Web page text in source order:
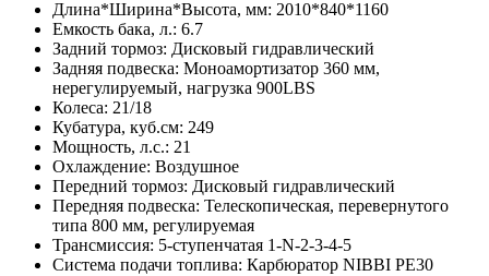
Длина*Ширина*Высота, мм: 2010*840*1160
Емкость бака, л.: 6.7
Задний тормоз: Дисковый гидравлический
Задняя подвеска: Моноамортизатор 360 мм,
нерегулируемый, нагрузка 900LBS
Колеса: 21/18
Кубатура, куб.см: 249
Мощность, л.с.: 21
Охлаждение: Воздушное
Передний тормоз: Дисковый гидравлический
Передняя подвеска: Телескопическая, перевернутого
типа 800 мм, регулируемая
Трансмиссия: 5-ступенчатая 1-N-2-3-4-5
Система подачи топлива: Карбюратор NIBBI PE30